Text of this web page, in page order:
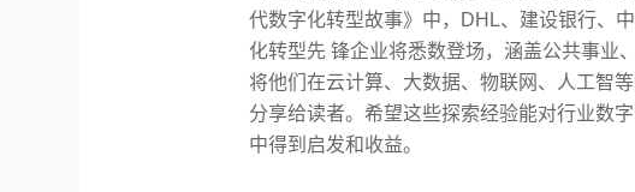
代数字化转型故事》中，DHL、建设银行、
化转型先 锋企业将悉数登场，涵盖公共事业
将他们在云计算、大数据、物联网、人工智
分享给读者。希望这些探索经验能对行业数
中得到启发和收益。